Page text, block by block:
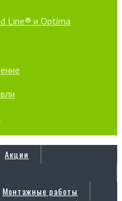
Line® и Optima
Акции
Монтажные работы